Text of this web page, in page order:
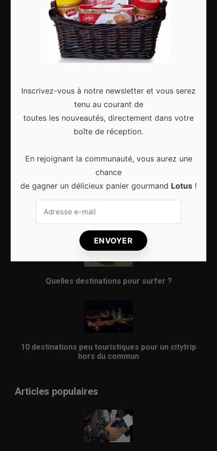
Articles récents
Gagnez le city trip de vos rêves pour Noël 2024
Quelles destinations pour surfer ?
10 destinations peu touristiques pour un citytrip
hors du commun
Articles populaires
Inscrivez-vous à notre newsletter et vous serez
tenu au courant de
toutes les nouveautés, directement dans votre
boîte de réception.
En rejoignant la communauté, vous aurez une
chance
de gagner un délicieux panier gourmand Lotus !